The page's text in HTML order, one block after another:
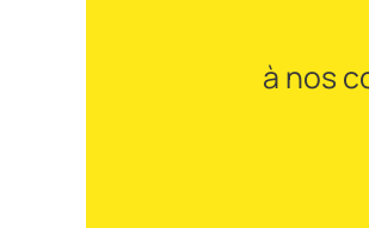
à nos